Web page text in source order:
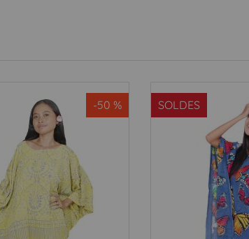
-50 % SOLDES